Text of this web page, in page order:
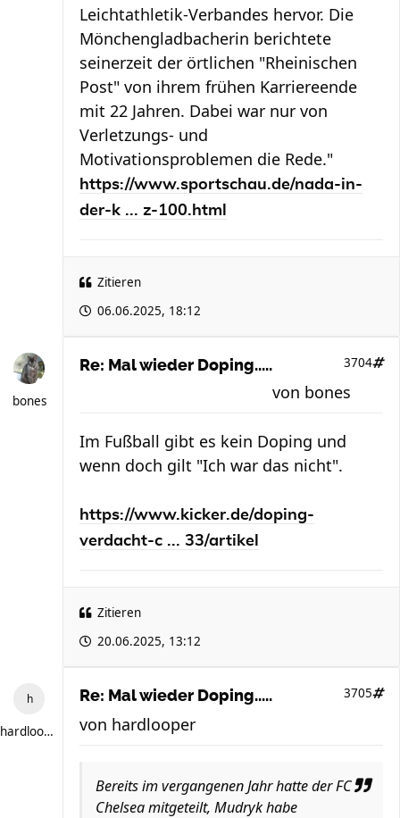
Leichtathletik-Verbandes hervor. Die
Mönchengladbacherin berichtete
seinerzeit der örtlichen "Rheinischen
Post" von ihrem frühen Karriereende
mit 22 Jahren. Dabei war nur von
Verletzungs- und
Motivationsproblemen die Rede."
https://www.sportschau.de/nada-in-
der-k ... z-100.html
Zitieren
06.06.2025, 18:12
bones
Re: Mal wieder Doping..... 3704
von bones
Im Fußball gibt es kein Doping und
wenn doch gilt "Ich war das nicht".
https://www.kicker.de/doping-
verdacht-c ... 33/artikel
Zitieren
20.06.2025, 13:12
hardlooper
Re: Mal wieder Doping..... 3705
von hardlooper
Bereits im vergangenen Jahr hatte der FC
Chelsea mitgeteilt, Mudryk habe